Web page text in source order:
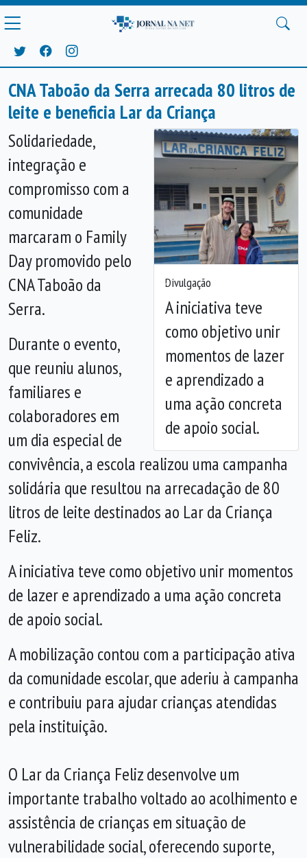
CNA Taboão da Serra arrecada 80 litros de
leite e beneficia Lar da Criança
Divulgação
A iniciativa teve
como objetivo unir
momentos de lazer
e aprendizado a
uma ação concreta
de apoio social.
Anterior
Solidariedade,
integração e
compromisso com a
comunidade
marcaram o Family
Day promovido pelo
CNA Taboão da
Serra.
Durante o evento,
que reuniu alunos,
familiares e
colaboradores em
um dia especial de
convivência, a escola realizou uma campanha
solidária que resultou na arrecadação de 80
litros de leite destinados ao Lar da Criança
Feliz.
A iniciativa teve como objetivo unir momentos
de lazer e aprendizado a uma ação concreta
de apoio social.
A mobilização contou com a participação ativa
da comunidade escolar, que aderiu à campanha
e contribuiu para ajudar crianças atendidas
pela instituição.
O Lar da Criança Feliz desenvolve um
importante trabalho voltado ao acolhimento e
assistência de crianças em situação de
vulnerabilidade social, oferecendo suporte,